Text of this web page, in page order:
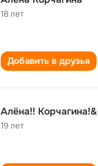
18 лет
Добавить в друзья
Алёна!! Корчагина!&
19 лет